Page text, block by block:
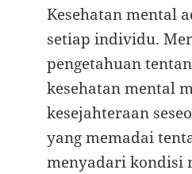
Kesehatan mental
setiap individu.
pengetahuan
kesehatan mental
kesejahteraan
yang memadai
menyadari kondisi